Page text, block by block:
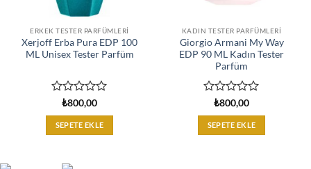
ERKEK TESTER PARFÜMLERI
Xerjoff Erba Pura EDP 100
ML Unisex Tester Parfüm
üzerinden
0
oy
₺800,00
SEPETE EKLE
KADIN TESTER PARFÜMLERI
Giorgio Armani My Way
EDP 90 ML Kadın Tester
Parfüm
üzerinden
0
oy
₺800,00
SEPETE EKLE